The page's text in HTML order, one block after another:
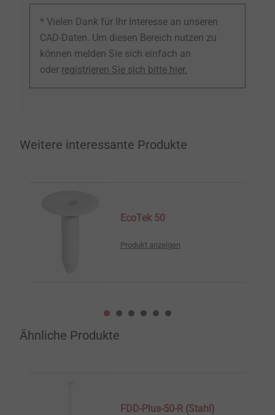
* Vielen Dank für Ihr Interesse an unseren
CAD-Daten. Um diesen Bereich nutzen zu
können melden Sie sich einfach an
oder registrieren Sie sich bitte hier.
Weitere interessante Produkte
EcoTek 50
Produkt anzeigen
Ähnliche Produkte
FDD-Plus-50-R (Stahl)